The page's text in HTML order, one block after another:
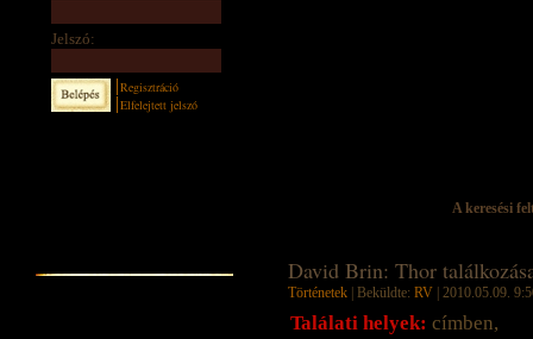
Jelszó:
Regisztráció
Elfelejtett jelszó
A keresési
David Brin: Thor
Történetek | Beküldte: RV | 2010.05.09.
Találati helyek: címben,